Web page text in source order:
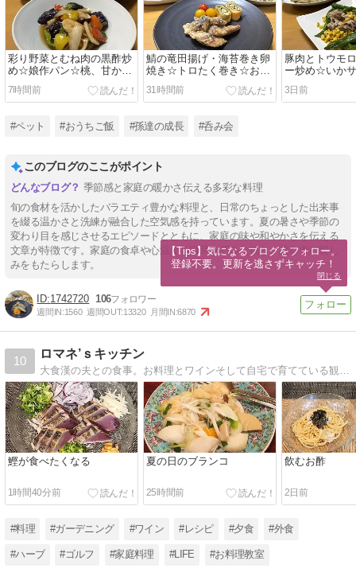
彩り野菜とむね肉の黒酢炒
め☆娘作パン☆桃、甘かっ
た～～
7時間前
鯖の竜田揚げ・海苔巻き卵
焼き☆トロたく巻き☆お墓
参り
31時間前
豚肉とトウモ
ー炒め☆いか
しいいただき物
3日前
#ペット #おうちご飯 #孫達の成長 #呑み会
このブログのここがポイント
季節感と家庭の暖かさ伝える多彩な料理
旬の食材を活かしたバラエティ豊かな料理と、日常のちょっとした出来事
を綴る温かさと洗練が融合した空気感を持っています。夏の暑さや季節の
変わり目を感じさせるエピソードとともに、家庭の味や和やかさを伝える
文章が特徴です。家庭の食卓や心温まる瞬間を巧みに描き、読む者に親し
みをもたらします。
1742720 106
週間IN:1560 週間OUT:13320 月間IN:6870
10
ロマネ’ｓキッチン
大食漢の夫との食事。お料理とワインそして自宅で育てている観葉植物やハーブ。日記のつもりで書いてます。
鰹が食べたくなる
1時間40分前
夏の日のブランコ
25時間前
飲むお酢
2日前
#料理 #ガーデニング #ワイン #レシピ #夕食 #外食
#ハーブ #ゴルフ #家庭料理 #LIFE #お料理教室
【Tips】気になるブログをフォロー。
登録不要。更新を逃さずキャッチ！
閉じる